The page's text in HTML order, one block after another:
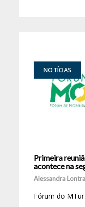
NOTÍCIAS
Primeira
acontece na
Alessandra Lontra
Fórum do